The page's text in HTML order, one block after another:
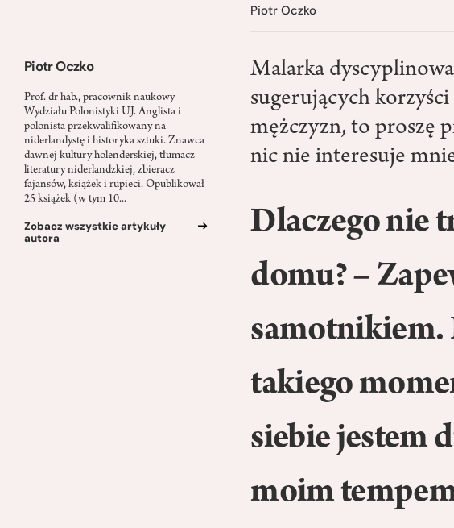
Piotr Oczko
Prof. dr hab., pracownik naukowy
Wydziału Polonistyki UJ. Anglista i
polonista przekwalifikowany na
niderlandystę i historyka sztuki. Znawca
dawnej kultury holenderskiej, tłumacz
literatury niderlandzkiej, zbieracz
fajansów, książek i rupieci. Opublikował
25 książek (w tym 10...
Zobacz wszystkie artykuły
autora
Piotr Oczko
Malarka
sugerujących korzyści
mężczyzn, to proszę
nic nie interesuje
Dlaczego nie
domu? –
samotnikiem.
takiego
siebie jestem
moim